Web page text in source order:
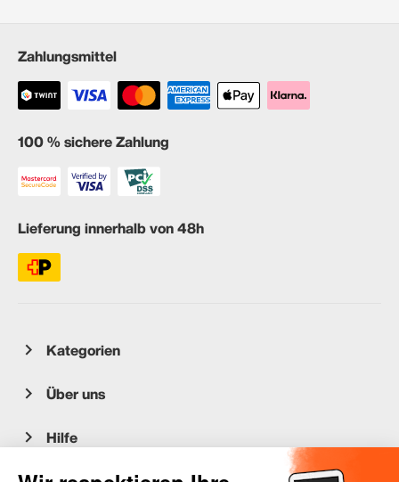
Zahlungsmittel
100 % sichere Zahlung
Lieferung innerhalb von 48h
Kategorien
Über uns
Hilfe